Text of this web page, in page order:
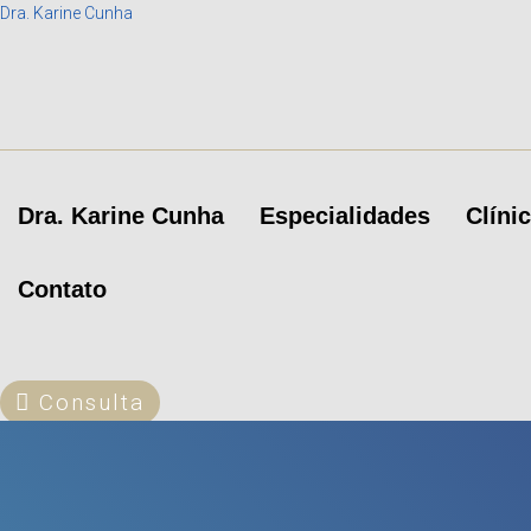
Dra. Karine Cunha
Dra. Karine Cunha Especialidades
Contato
Consulta